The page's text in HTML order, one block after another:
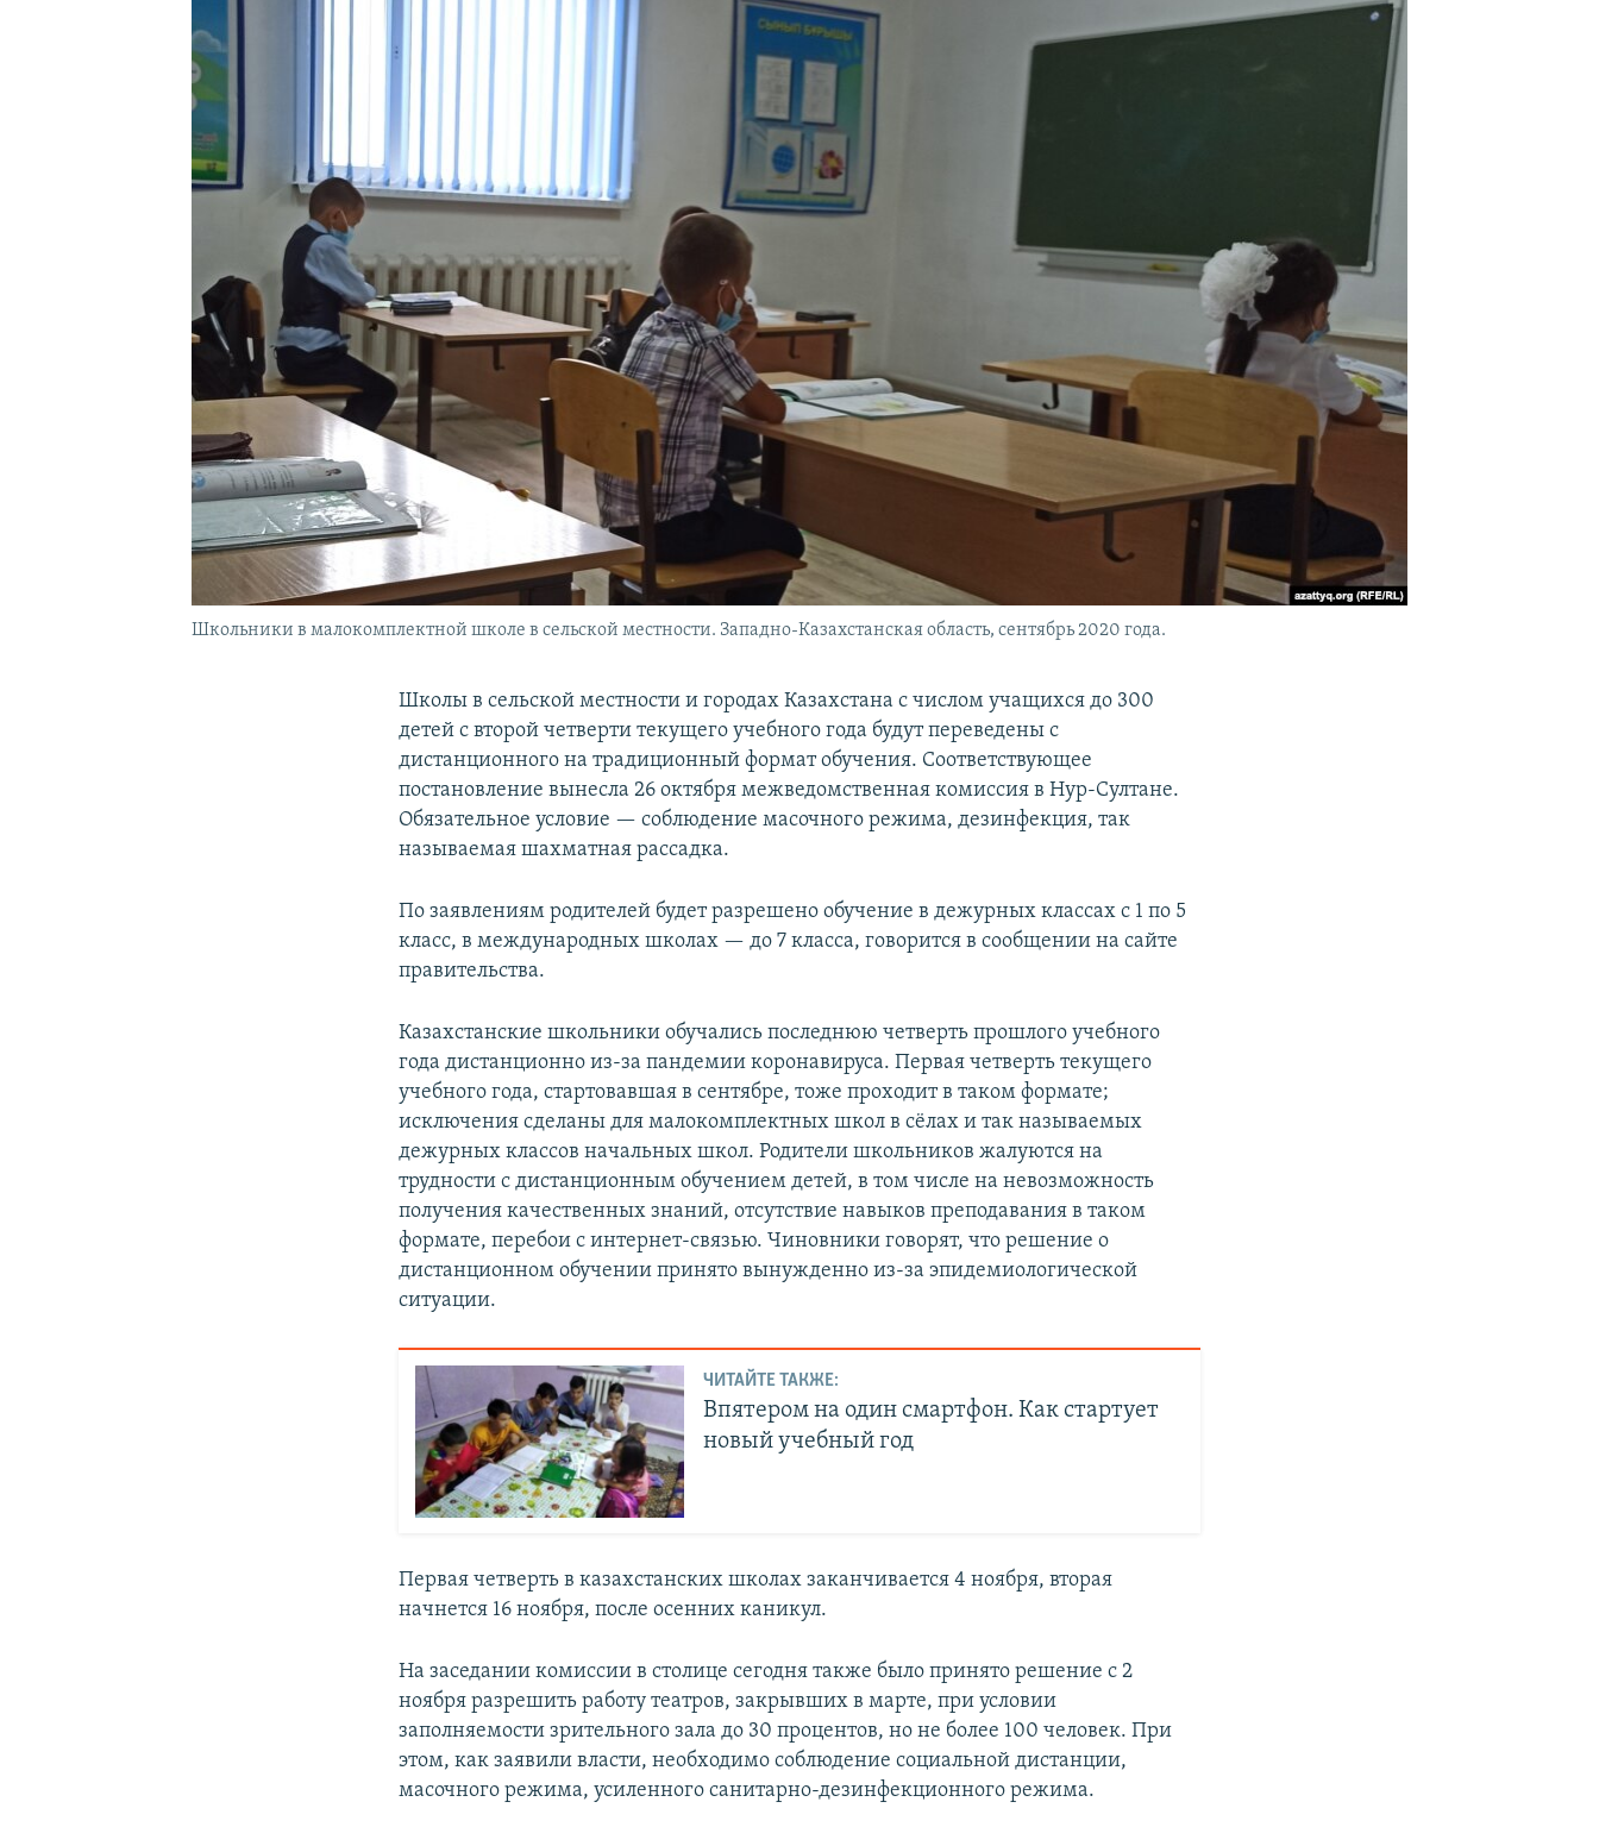
Школьники в малокомплектной школе в сельской местности. Западно-Казахстанская область, сентябрь 2020 года.
Школы в сельской местности и городах Казахстана с числом учащихся до 300
детей с второй четверти текущего учебного года будут переведены с
дистанционного на традиционный формат обучения. Соответствующее
постановление вынесла 26 октября межведомственная комиссия в Нур-Султане.
Обязательное условие — соблюдение масочного режима, дезинфекция, так
называемая шахматная рассадка.
По заявлениям родителей будет разрешено обучение в дежурных классах с 1 по 5
класс, в международных школах — до 7 класса, говорится в сообщении на сайте
правительства.
Казахстанские школьники обучались последнюю четверть прошлого учебного
года дистанционно из-за пандемии коронавируса. Первая четверть текущего
учебного года, стартовавшая в сентябре, тоже проходит в таком формате;
исключения сделаны для малокомплектных школ в сёлах и так называемых
дежурных классов начальных школ. Родители школьников жалуются на
трудности с дистанционным обучением детей, в том числе на невозможность
получения качественных знаний, отсутствие навыков преподавания в таком
формате, перебои с интернет-связью. Чиновники говорят, что решение о
дистанционном обучении принято вынужденно из-за эпидемиологической
ситуации.
ЧИТАЙТЕ ТАКЖЕ:
Впятером на один смартфон. Как стартует
новый учебный год
Первая четверть в казахстанских школах заканчивается 4 ноября, вторая
начнется 16 ноября, после осенних каникул.
На заседании комиссии в столице сегодня также было принято решение с 2
ноября разрешить работу театров, закрывших в марте, при условии
заполняемости зрительного зала до 30 процентов, но не более 100 человек. При
этом, как заявили власти, необходимо соблюдение социальной дистанции,
масочного режима, усиленного санитарно-дезинфекционного режима.